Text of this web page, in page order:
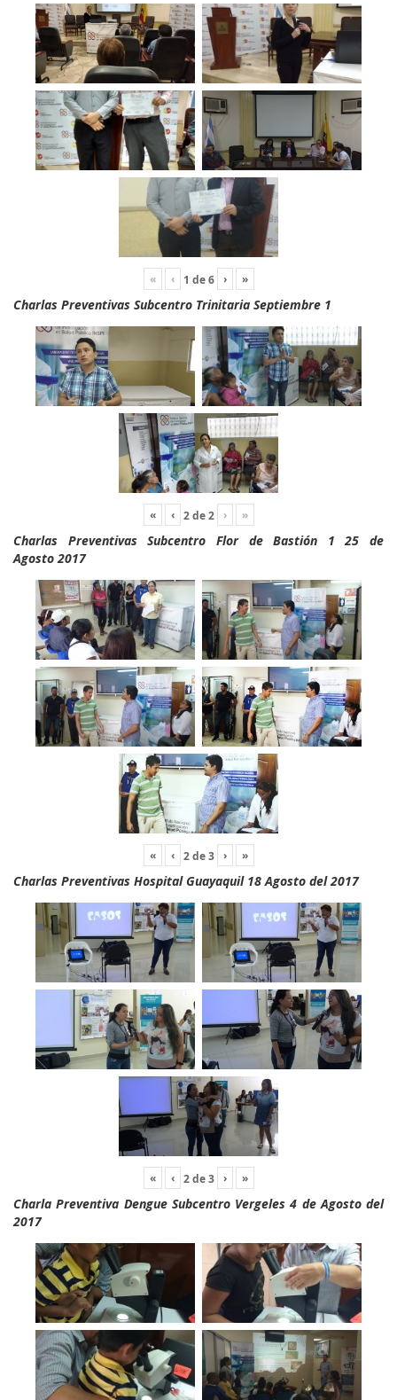
« ‹ 1 de6 › »
Charlas Preventivas Subcentro Trinitaria Septiembre 1
« ‹ 2de2 › »
Charlas Preventivas Subcentro Flor de Bastión 1 25 de
Agosto 2017
« ‹ 2de3 › »
Charlas Preventivas Hospital Guayaquil 18 Agosto del 2017
« ‹ 2de3 › »
Charla Preventiva Dengue Subcentro Vergeles 4 de Agosto del
2017